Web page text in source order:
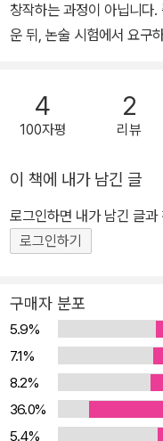
창작하는 과정이 아닙니다
운 뒤, 논술 시험에서 요구
어 익히면 해결할 수 있지요.”-
면 논술을 끝낼 수 있나요
서와는 달리 글쓰기 단계
생, 글쓰기 지도교사에 이
하다 보면, 어느새 글쓰기
것입이다. 모범답안 1권을
에, 본문 책 3권을 각각 이
하려면 개인지도를 받아야
지도교사의 도움 없이도
기 글을 봐주며 조언해 주
로도 논술 시험에 충분히
원고로 학생들이 답답해하
처지에서 자신의 취약점을
4
100자평
2
리뷰
이 책에 내가 남긴 글
로그인하면 내가 남긴 글
로그인하기
구매자 분포
5.9%
7.1%
8.2%
36.0%
5.4%